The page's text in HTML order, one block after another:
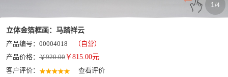
1 /4
立体金箔框画：马踏祥云
产品编号：00004018
（自营）
产品价格： ￥920.00 ￥ 815.00元
客户评价：
查看评价